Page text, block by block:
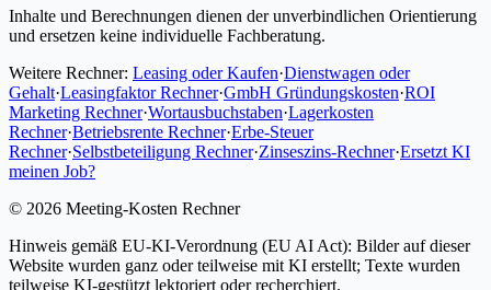
Inhalte und Berechnungen dienen der unverbindlichen Orientierung
und ersetzen keine individuelle Fachberatung.
Weitere Rechner: Leasing oder Kaufen·Dienstwagen oder
Gehalt·Leasingfaktor Rechner·GmbH Gründungskosten·ROI
Marketing Rechner·Wortausbuchstaben·Lagerkosten
Rechner·Betriebsrente Rechner·Erbe-Steuer
Rechner·Selbstbeteiligung Rechner·Zinseszins-Rechner·Ersetzt KI
meinen Job?
© 2026 Meeting-Kosten Rechner
Hinweis gemäß EU-KI-Verordnung (EU AI Act): Bilder auf dieser
Website wurden ganz oder teilweise mit KI erstellt; Texte wurden
teilweise KI-gestützt lektoriert oder recherchiert.